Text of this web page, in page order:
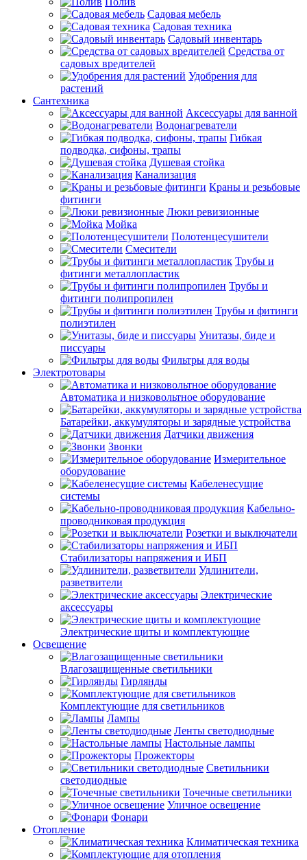
Садовая мебель
Садовая техника
Садовый инвентарь
Средства от
садовых вредителей
Удобрения для
растений
Сантехника
Аксессуары для ванной
Водонагреватели
Гибкая
подводка, сифоны, трапы
Душевая стойка
Канализация
Краны и резьбовые
фитинги
Люки ревизионные
Мойка
Полотенцесушители
Смесители
Трубы и
фитинги металлопластик
Трубы и
фитинги полипропилен
Трубы и фитинги
полиэтилен
Унитазы, биде и
писсуары
Фильтры для воды
Электротовары
Автоматика и низковольтное оборудование
Батарейки, аккумуляторы и зарядные устройства
Датчики движения
Звонки
Измерительное
оборудование
Кабеленесущие
системы
Кабельно-
проводниковая продукция
Розетки и выключатели
Стабилизаторы напряжения и ИБП
Удлинители,
разветвители
Электрические
аксессуары
Электрические щиты и комплектующие
Освещение
Влагозащищенные светильники
Гирлянды
Комплектующие для светильников
Лампы
Ленты светодиодные
Настольные лампы
Прожекторы
Светильники
светодиодные
Точечные светильники
Уличное освещение
Фонари
Отопление
Климатическая техника